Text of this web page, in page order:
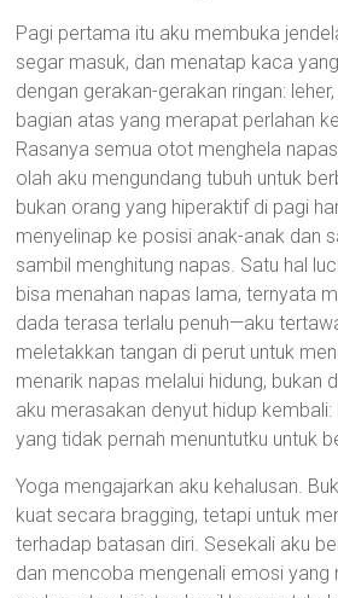
Pagi pertama itu aku membuka
segar masuk, dan menatap kaca
dengan gerakan-gerakan ringan:
bagian atas yang merapat perlahan
Rasanya semua otot menghela
olah aku mengundang tubuh untuk
bukan orang yang hiperaktif di pagi
menyelinap ke posisi anak-anak dan
sambil menghitung napas. Satu hal
bisa menahan napas lama, ternyata
dada terasa terlalu penuh—aku
meletakkan tangan di perut untuk
menarik napas melalui hidung, bukan
aku merasakan denyut hidup
yang tidak pernah menuntutku untuk
Yoga mengajarkan aku kehalusan.
kuat secara bragging, tetapi untuk
terhadap batasan diri. Sesekali aku
dan mencoba mengenali emosi yang